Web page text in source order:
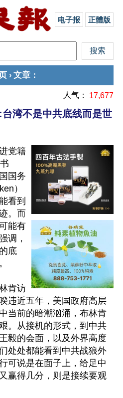
电子报 正體版
› 文章 ：
人气： 17,677
湾不是中共底线而是世
党籍
国务
）
看到
。而
能有
调，
底
肯访
违近五年，美国政府高层
当前的暗潮汹涌，布林肯
。从接机的形式，到中共
毅的会面，以及外界高度
处处都能看到中共战狼外
可说是在面子上，给足中
赢得几分，则是接续要观